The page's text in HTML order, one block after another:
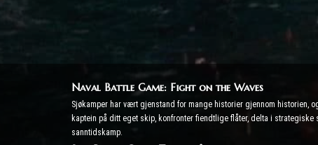
Naval Battle Game: Fight on the Waves
Sjøkamper har vært gjenstand for mange historier gjennom historien,
kaptein på ditt eget skip, konfronter fiendtlige flåter, delta i
sanntidskamp.